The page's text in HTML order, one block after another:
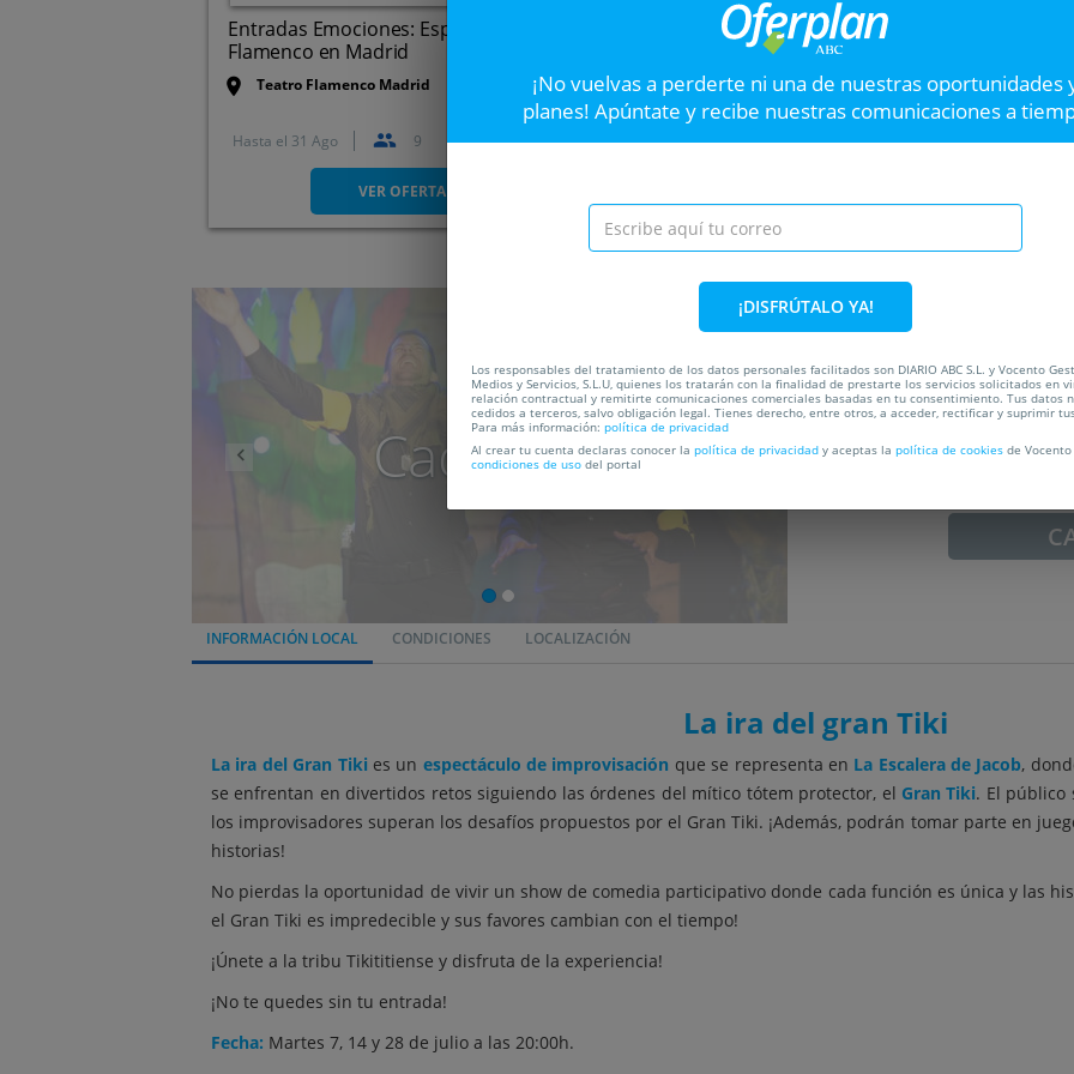
Entradas Emociones: Espectáculo
Flamenco en Madrid
Teatro Flamenco Madrid
Hasta el 31 Ago 9
VER OFERTA
Entradas ¿Dónde está Radojka?
Teatros Luchana
C Luchana 38, 28010. Madrid.
Hasta el30 Ago 44
Caducada
Anterior SiguienteEntradas La ira del
La ira del Gran Tiki es un
donde el público decide
retos y creación de historias
50%
INFORMACIÓN LOCAL CONDICIONES LOCALIZACIÓN
La ira del gran Tiki
La ira del Gran Tiki es un espectáculo de improvisación que se representa en La Escalera de Jacob,
se enfrentan en divertidos retos siguiendo las órdenes del mítico tótem protector, el Gran Tiki. El público
los improvisadores superan los desafíos propuestos por el Gran Tiki. ¡Además, podrán tomar parte en
historias!
No pierdas la oportunidad de vivir un show de comedia participativo donde cada función es única y las
el Gran Tiki es impredecible y sus favores cambian con el tiempo!
¡Únete a la tribu Tikititiense y disfruta de la experiencia!
¡No te quedes sin tu entrada!
Fecha: Martes 7, 14 y 28 de julio a las 20:00h.
¡No vuelvas a perderte ni una de nuestras oportunidades
planes! Apúntate y recibe nuestras comunicaciones a
¡DISFRÚTALO YA!
Los responsables del tratamiento de los datos personales facilitados son DIARIO ABC S.L. y Vocento
Medios y Servicios, S.L.U, quienes los tratarán con la finalidad de prestarte los servicios solicitados en
relación contractual y remitirte comunicaciones comerciales basadas en tu consentimiento. Tus datos
cedidos a terceros, salvo obligación legal. Tienes derecho, entre otros, a acceder, rectificar y suprimir
Para más información: política de privacidad
Al crear tu cuenta declaras conocer la política de privacidad y aceptas la política de cookies de
condiciones de uso del portal